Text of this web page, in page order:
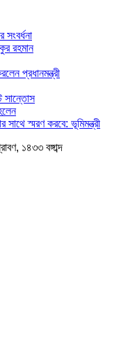
রহমান
প্রধানমন্ত্রী
সান্তোস
স্মরণ করবে: ভূমিমন্ত্রী
১৪৩৩ বঙ্গাব্দ